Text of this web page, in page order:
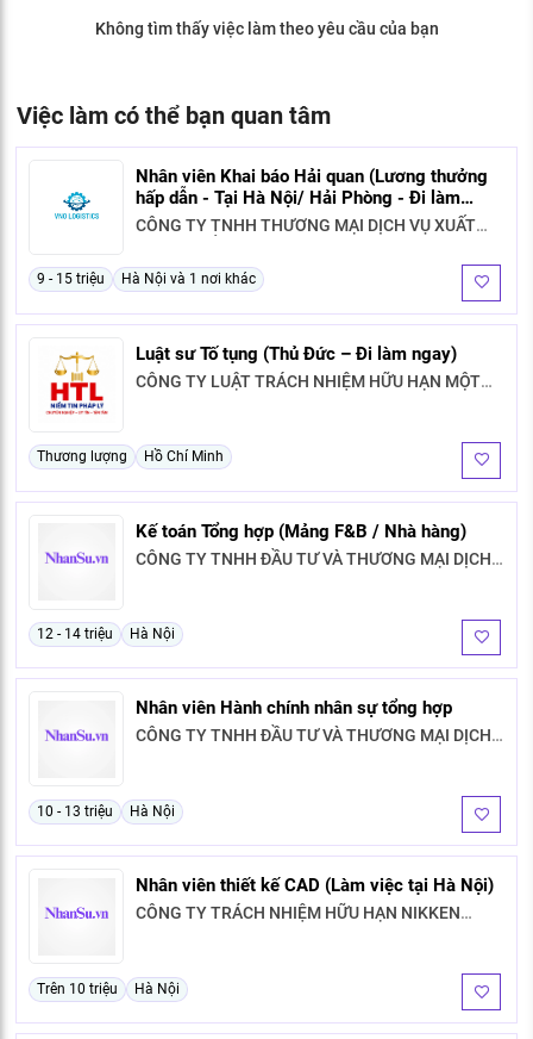
KHÁM PHÁ NGHỀ NGHIỆP
Kỹ năng nghề nghiệp
HƯỚNG NGHIỆP VIỆC LÀM
Đặc trưng từng nghề
XÂY DỰNG VÀ PHÁT TRIỂN ĐỘI NGŨ
NHÂN SỰ
TUYỂN DỤNG VIỆC LÀM
Không tìm thấy việc làm theo yêu cầu của bạn
Việc làm có thể bạn quan tâm
Nhân viên Khai báo Hải quan (Lương thưởng
hấp dẫn - Tại Hà Nội/ Hải Phòng - Đi làm
ngay)
CÔNG TY TNHH THƯƠNG MẠI DỊCH VỤ XUẤT
9 - 15 triệu Hà Nội và 1 nơi khác
Luật sư Tố tụng (Thủ Đức – Đi làm ngay)
CÔNG TY LUẬT TRÁCH NHIỆM HỮU HẠN MỘT
Thương lượng Hồ Chí Minh
Kế toán Tổng hợp (Mảng F&B / Nhà hàng)
CÔNG TY TNHH ĐẦU TƯ VÀ THƯƠNG MẠI DỊCH
12 - 14 triệu Hà Nội
Nhân viên Hành chính nhân sự tổng hợp
CÔNG TY TNHH ĐẦU TƯ VÀ THƯƠNG MẠI DỊCH
10 - 13 triệu Hà Nội
Nhân viên thiết kế CAD (Làm việc tại Hà Nội)
CÔNG TY TRÁCH NHIỆM HỮU HẠN NIKKEN
Trên 10 triệu Hà Nội